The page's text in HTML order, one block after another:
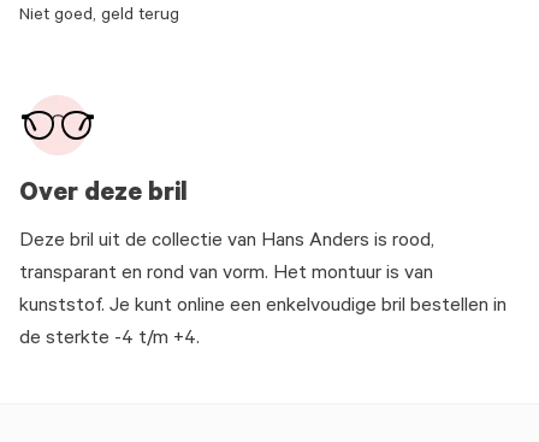
Over deze bril
Deze bril uit de collectie van Hans Anders is rood,
transparant en rond van vorm. Het montuur is van
kunststof. Je kunt online een enkelvoudige bril bestellen in
de sterkte -4 t/m +4.
Niet goed, geld terug